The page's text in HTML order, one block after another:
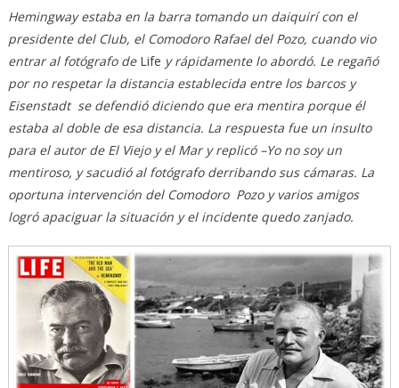
Hemingway estaba en la barra tomando un daiquirí con el
presidente del Club, el Comodoro Rafael del Pozo, cuando vio
entrar al fotógrafo de Life y rápidamente lo abordó. Le regañó
por no respetar la distancia establecida entre los barcos y
Eisenstadt se defendió diciendo que era mentira porque él
estaba al doble de esa distancia. La respuesta fue un insulto
para el autor de El Viejo y el Mar y replicó –Yo no soy un
mentiroso, y sacudió al fotógrafo derribando sus cámaras. La
oportuna intervención del Comodoro Pozo y varios amigos
logró apaciguar la situación y el incidente quedo zanjado.